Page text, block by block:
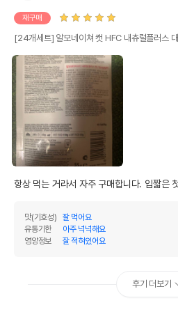
재구매
[24개세트] 알모네이쳐 캣 HFC 내츄럴플러스
항상 먹는 거라서 자주 구매합니다. 입짧은
맛(기호성)
잘 먹어요
유통기한
아주 넉넉해요
영양정보
잘 적혀있어요
후기 더보기